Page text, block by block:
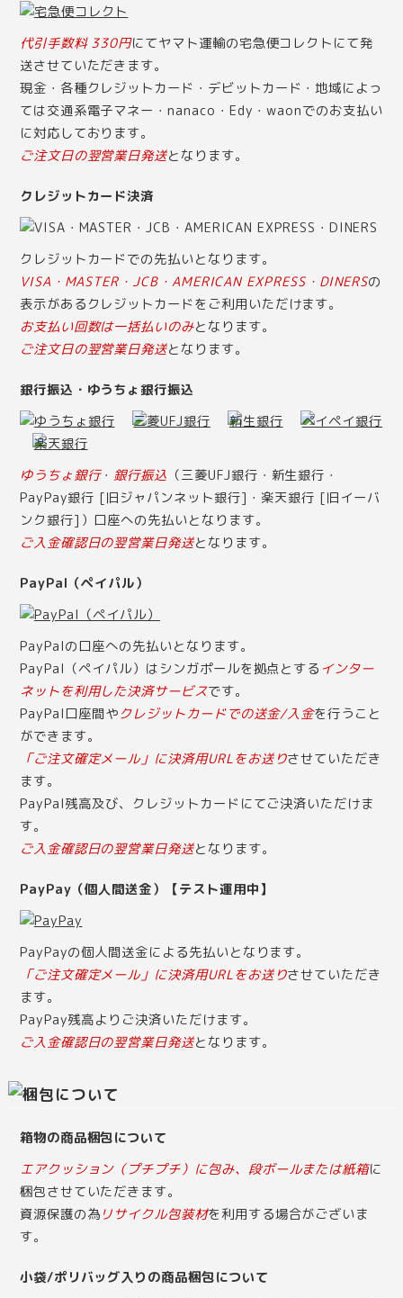
代引手数料 330円にてヤマト運輸の宅急便コレクトにて発
送させていただきます。
現金・各種クレジットカード・デビットカード・地域によっ
ては交通系電子マネー・nanaco・Edy・waonでのお支払い
に対応しております。
ご注文日の翌営業日発送となります。
クレジットカード決済
クレジットカードでの先払いとなります。
VISA・MASTER・JCB・AMERICAN EXPRESS・DINERSの
表示があるクレジットカードをご利用いただけます。
お支払い回数は一括払いのみとなります。
ご注文日の翌営業日発送となります。
銀行振込・ゆうちょ銀行振込
ゆうちょ銀行・ 銀行振込 （三菱UFJ銀行・新生銀行・
PayPay銀行 [旧ジャパンネット銀行]・楽天銀行 [旧イーバ
ンク銀行]）口座への先払いとなります。
ご入金確認日の翌営業日発送となります。
PayPal（ペイパル）
PayPalの口座への先払いとなります。
PayPal（ペイパル）はシンガポールを拠点とする インター
ネットを利用した決済サービスです。
PayPal口座間やクレジットカードでの送金/入金を行うこと
ができます。
「ご注文確定メール」に決済用URLをお送りさせていただき
ます。
PayPal残高及び、クレジットカードにてご決済いただけま
す。
ご入金確認日の翌営業日発送となります。
PayPay（個人間送金）【テスト運用中】
PayPayの個人間送金による先払いとなります。
「ご注文確定メール」に決済用URLをお送りさせていただき
ます。
PayPay残高よりご決済いただけます。
ご入金確認日の翌営業日発送となります。
箱物の商品梱包について
エアクッション（プチプチ）に包み、段ボールまたは紙箱に
梱包させていただきます。
資源保護の為 リサイクル包装材を利用する場合がございま
す。
小袋/ポリバッグ入りの商品梱包について